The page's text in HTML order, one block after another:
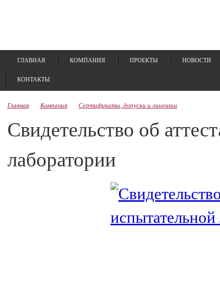
ГЛАВНАЯ КОМПАНИЯ ПРОЕКТЫ НОВОСТИ
КОНТАКТЫ
Главная Компания Сертификаты, допуски и лицензии
Свидетельство об
лаборатории